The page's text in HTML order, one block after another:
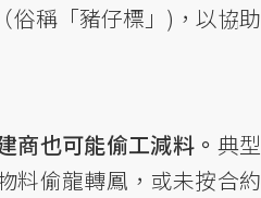
俗稱「豬仔標」)，以協助
商也可能偷工減料。 典型
料偷龍轉鳳，或未按合約